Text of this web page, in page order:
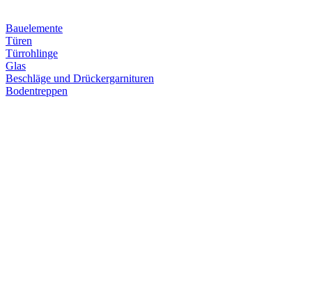
Bauelemente
Türen
Türrohlinge
Glas
Beschläge und Drückergarnituren
Bodentreppen